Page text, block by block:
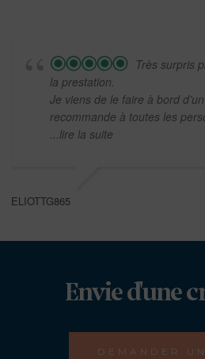
Très surpris
la prestation.
Je viens de le faire à bord
recommande à toutes les
...lire la suite
ELIOTTG865
Envie d'une
DEMANDER